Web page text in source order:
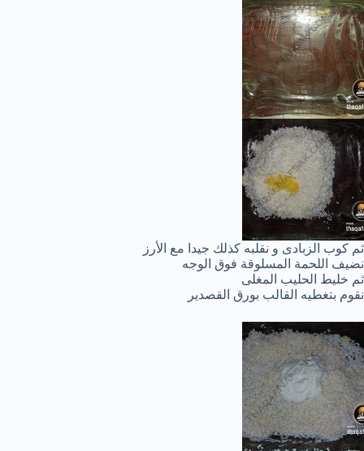
ثم كوب الزبادى و نقلبه كذلك جيدا مع الأرز
نضيف اللحمة المسلوقة فوق الوجه
ثم خليط الحليب المغلى
نقوم بتغطيه القالب بورق القصدير